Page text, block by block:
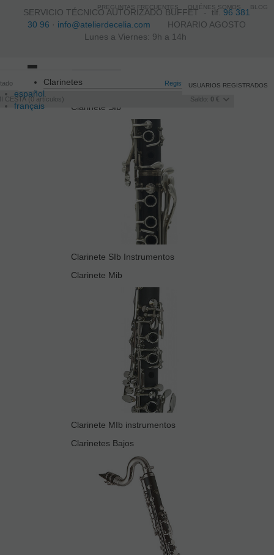
SERVICIO TÉCNICO AUTORIZADO BUFFET -tlf.96 381
30 96 · info@atelierdecelia.com HORARIO AGOSTO
Lunes a Viernes: 9h a 14h
español
français
Registro /Iniciar sesión
CESTA 0 artículos Saldo: 0 €
USUARIOS REGISTRADOS
navigation
Clarinetes
Clarinete SIb
Clarinete SIb Instrumentos
Clarinete Mib
Clarinete MIb instrumentos
Clarinetes Bajos
PREGUNTAS FRECUENTES QUIÉNES SOMOS BLOG